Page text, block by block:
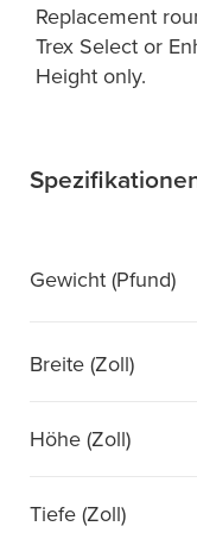
Replacement
Trex Select or
Height only.
Gewicht (Pfund)
Breite (Zoll)
Höhe (Zoll)
Tiefe (Zoll)